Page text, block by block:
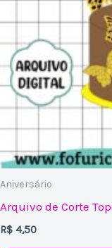
Aniversário
Arquivo de Corte
R$ 4,50